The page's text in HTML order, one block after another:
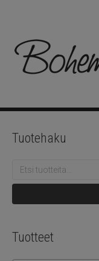
Tuotehaku
Etsi:
Tuotteet